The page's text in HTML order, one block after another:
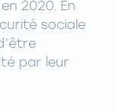
2020. En
sociale
par leur